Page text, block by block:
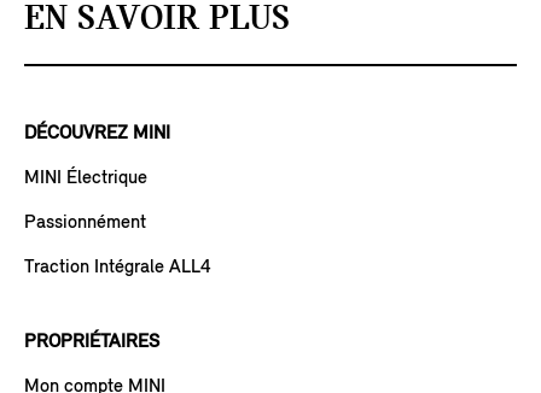
EN SAVOIR PLUS
DÉCOUVREZ MINI
MINI Électrique
Passionnément
Traction Intégrale ALL4
PROPRIÉTAIRES
Mon compte MINI